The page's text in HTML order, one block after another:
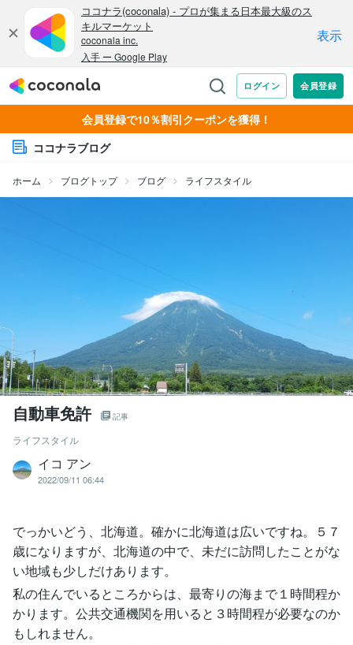
会員登録で10％割引クーポンを獲得！
ココナラブログ
ホーム ブログトップ ブログ ライフスタイル
自動車免許 記事
ライフスタイル
イコ アン
2022/09/11 06:44
でっかいどう、北海道。確かに北海道は広いですね。５７
歳になりますが、北海道の中で、未だに訪問したことがな
い地域も少しだけあります。
私の住んでいるところからは、最寄りの海まで１時間程か
かります。公共交通機関を用いると３時間程が必要なのか
もしれません。